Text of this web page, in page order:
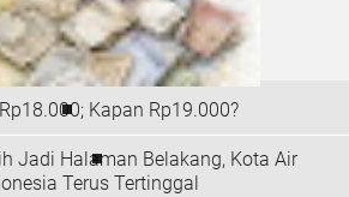
Kapan Rp19.000?
Jadi Halaman Belakang, Kota Air
Terus Tertinggal